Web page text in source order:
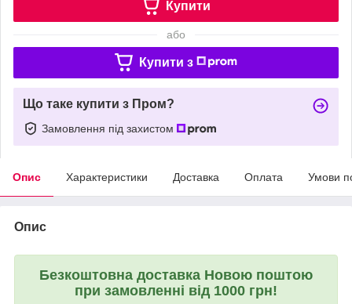
Купити
або
Купити з
Що таке купити з Пром?
Замовлення під захистом
Опис Характеристики Доставка Оплата Умови
Опис
Безкоштовна доставка Новою поштою
при замовленні від 1000 грн!